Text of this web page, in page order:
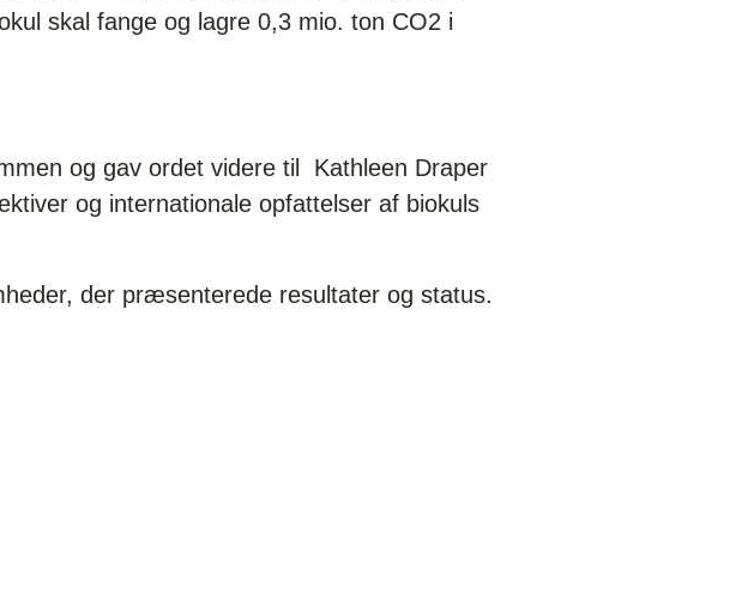
skal fange og lagre 0,3 mio. ton CO2 i
og gav ordet videre til Kathleen Draper
og internationale opfattelser af biokuls
der præsenterede resultater og status.